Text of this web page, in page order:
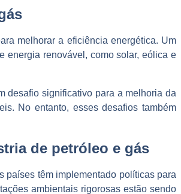
melhorar a eficiência energética. Um
energia renovável, como solar, eólica e
desafio significativo para a melhoria da
No entanto, esses desafios também
de petróleo e gás
países têm implementado políticas para
ambientais rigorosas estão sendo